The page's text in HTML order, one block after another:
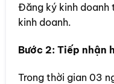
Đăng ký kinh
kinh doanh.
Bước 2: Tiếp nhận
Trong thời gian 03